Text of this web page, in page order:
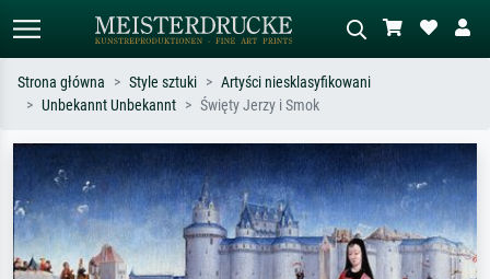
Szukaj wg artysty, tytułu lub stylu – np.
Monet, Gwiaździsta noc,
impresjonizm, fala Hokusaia, akt.
Opisz scenę – np. zielona łąka,
abstrakcja z czerwienią, ciemny olej,
stojący akt obok drzewa.
Strona główna Style sztuki
Artyści niesklasyfikowani
Unbekannt Unbekannt
Święty Jerzy i Smok